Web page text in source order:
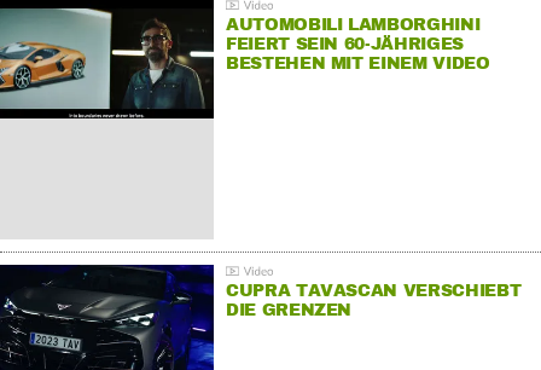
AUTOMOBILI LAMBORGHINI
FEIERT SEIN 60-JÄHRIGES
BESTEHEN MIT EINEM VIDEO
CUPRA TAVASCAN VERSCHIEBT
DIE GRENZEN